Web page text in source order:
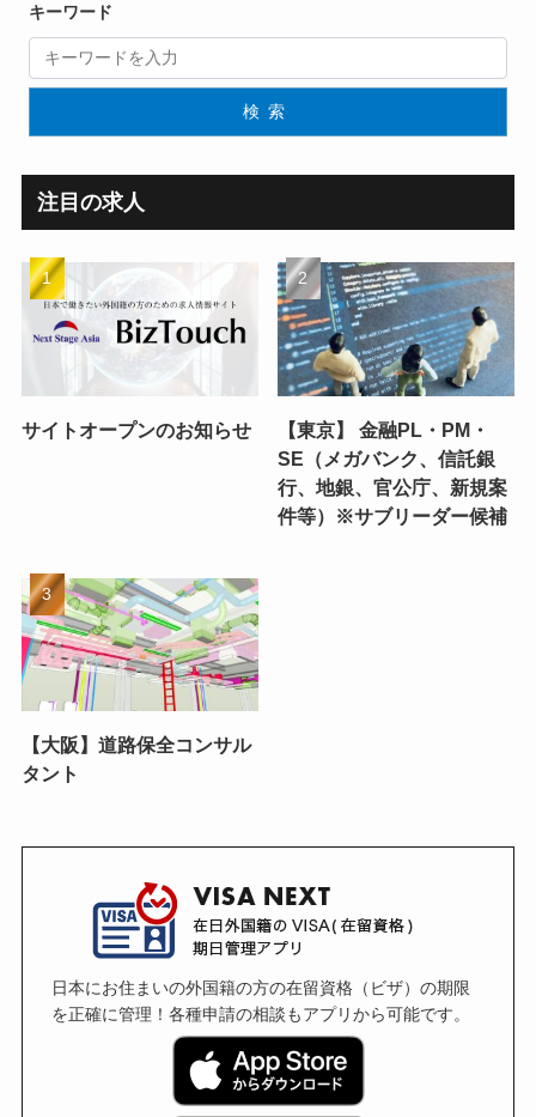
キーワード
検索
注目の求人
サイトオープンのお知らせ
【東京】 金融PL・PM・
SE（メガバンク、信託銀
行、地銀、官公庁、新規案
件等）※サブリーダー候補
【大阪】道路保全コンサル
タント
日本にお住まいの外国籍の方の在留資格（ビザ）の期限
を正確に管理！各種申請の相談もアプリから可能です。